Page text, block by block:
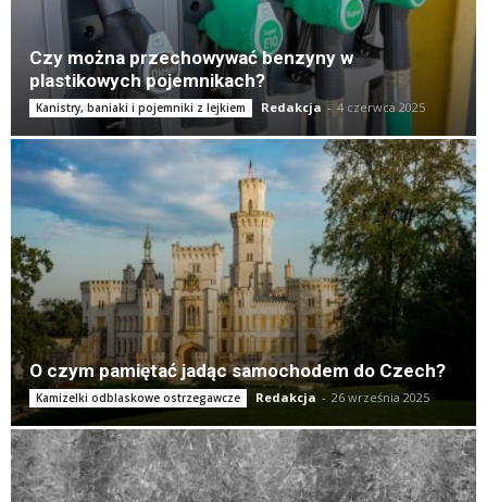
Czy można przechowywać benzyny w
plastikowych pojemnikach?
Kanistry, baniaki i pojemniki z lejkiem Redakcja - 4 czerwca 2025
O czym pamiętać jadąc samochodem do Czech?
Kamizelki odblaskowe ostrzegawcze Redakcja - 26 września 2025